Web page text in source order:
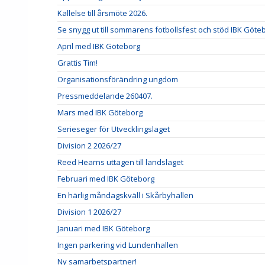
Kallelse till årsmöte 2026.
Se snygg ut till sommarens fotbollsfest och stöd IBK
April med IBK Göteborg
Grattis Tim!
Organisationsförändring ungdom
Pressmeddelande 260407.
Mars med IBK Göteborg
Serieseger för Utvecklingslaget
Division 2 2026/27
Reed Hearns uttagen till landslaget
Februari med IBK Göteborg
En härlig måndagskväll i Skårbyhallen
Division 1 2026/27
Januari med IBK Göteborg
Ingen parkering vid Lundenhallen
Ny samarbetspartner!